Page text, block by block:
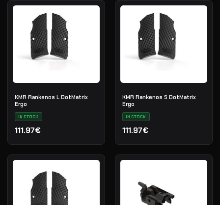
KMR Rankenos L DotMatrix
Ergo
IN STOCK
111.97€
KMR Rankenos S DotMatrix
Ergo
IN STOCK
111.97€